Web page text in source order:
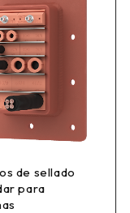
de sellado
para